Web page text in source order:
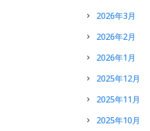
2026年3月
2026年2月
2026年1月
2025年12月
2025年11月
2025年10月